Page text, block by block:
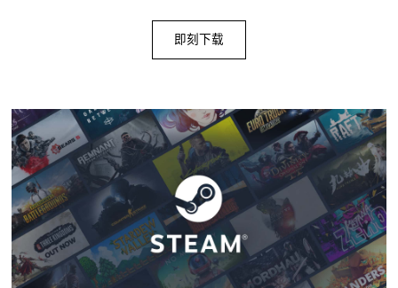
即刻下载